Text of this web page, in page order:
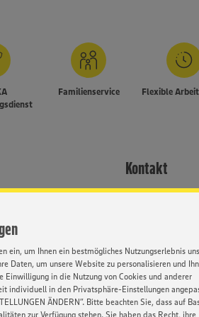
ein, um Ihnen ein bestmögliches Nutzungserlebnis
Daten, um unsere Website zu personalisieren und
Einwilligung in die Nutzung von Cookies und anderer
individuell in den Privatsphäre-Einstellungen
ÄNDERN”. Bitte beachten Sie, dass auf
zur Verfügung stehen. Sie haben das Recht, ihre
Familienservice Flexible
Kontakt
EDEKA-Markt
033764 - 2515